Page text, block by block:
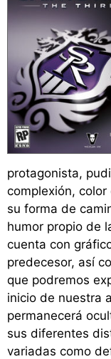
protagonista,
complexión,
su forma de
humor propio de
cuenta con
predecesor, así
que podremos
inicio de nuestra
permanecerá
sus diferentes
variadas como